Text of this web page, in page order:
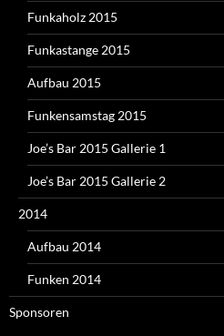
Funkaholz 2015
Funkastange 2015
Aufbau 2015
Funkensamstag 2015
Joe’s Bar 2015 Gallerie 1
Joe’s Bar 2015 Gallerie 2
2014
Aufbau 2014
Funken 2014
Sponsoren